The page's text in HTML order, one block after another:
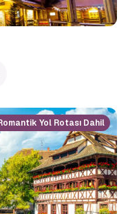
Yol Rotası Dahil